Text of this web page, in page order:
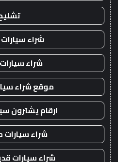
شراء
شراء
موقع شراء
ارقام يشترون
شراء
شراء سيارات